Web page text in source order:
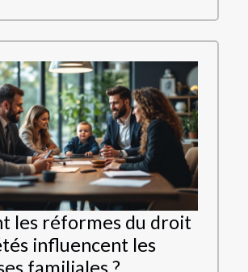
les réformes du droit
influencent les
familiales ?